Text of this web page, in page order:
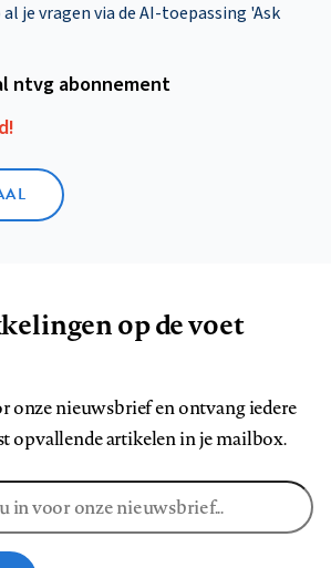
je vragen via de AI-toepassing 'Ask
ntvg abonnement
op de voet
onze nieuwsbrief en ontvang iedere
opvallende artikelen in je mailbox.